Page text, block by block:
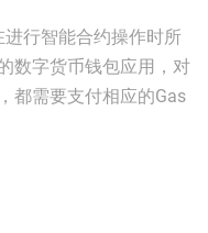
行智能合约操作时所
数字货币钱包应用，对
都需要支付相应的Gas